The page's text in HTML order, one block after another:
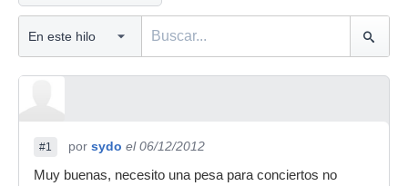
#1 por sydo el 06/12/2012
Muy buenas, necesito una pesa para conciertos no